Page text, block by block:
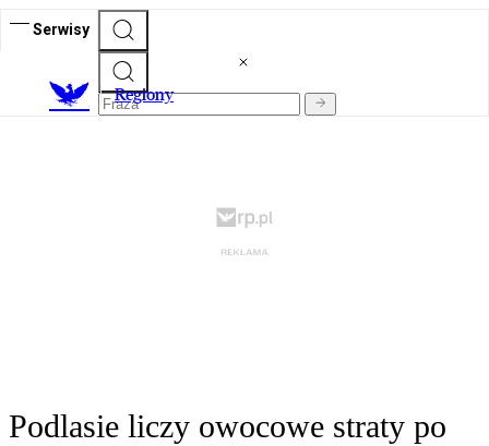
Serwisy
Regiony
Podlasie liczy owocowe straty po